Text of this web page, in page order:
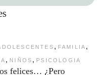
, FAMILIA ,
, NIÑOS , PSICOLOGIA
felices… ¿Pero